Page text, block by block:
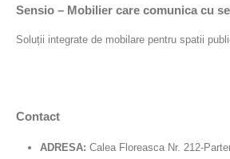
Sensio – Mobilier care comunica cu
Soluții integrate de mobilare pentru spatii
Contact
ADRESA: Calea Floreasca Nr. 212-